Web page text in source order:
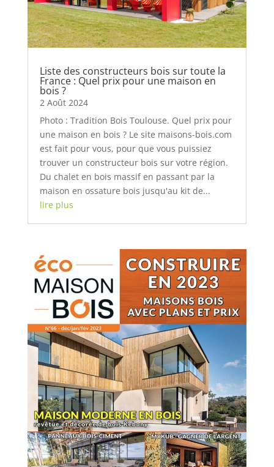
Liste des constructeurs bois sur toute la
France : Quel prix pour une maison en
bois ?
2 Août 2024
Photo : Tradition Bois Toulouse. Quel prix pour
une maison en bois ? Le site maisons-bois.com
est fait pour vous, pour que vous puissiez
trouver un constructeur bois sur votre région.
Du chalet en bois massif en passant par la
maison en ossature bois jusqu'au kit de...
lire plus